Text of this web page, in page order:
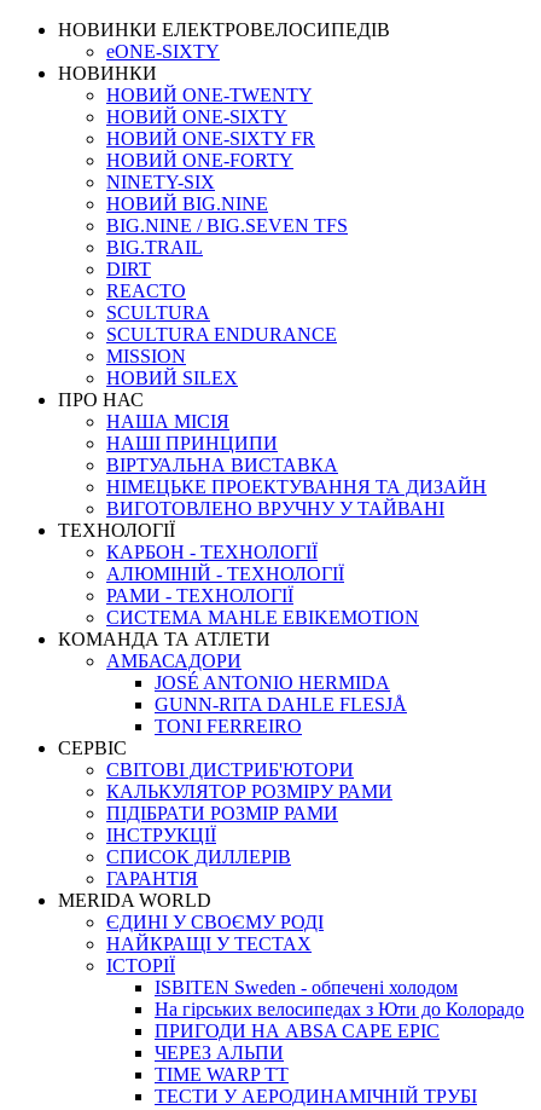
НОВИНКИ ЕЛЕКТРОВЕЛОСИПЕДІВ
eONE-SIXTY
НОВИНКИ
НОВИЙ ONE-TWENTY
НОВИЙ ONE-SIXTY
НОВИЙ ONE-SIXTY FR
НОВИЙ ONE-FORTY
NINETY-SIX
НОВИЙ BIG.NINE
BIG.NINE / BIG.SEVEN TFS
BIG.TRAIL
DIRT
REACTO
SCULTURA
SCULTURA ENDURANCE
MISSION
НОВИЙ SILEX
ПРО НАС
НАША МICIЯ
НАШI ПРИНЦИПИ
ВIРТУАЛЬНА ВИСТАВКА
НІМЕЦЬКЕ ПРОЕКТУВАННЯ ТА ДИЗАЙН
ВИГОТОВЛЕНО ВРУЧНУ У ТАЙВАНІ
ТЕХНОЛОГІЇ
КАРБОН - ТЕХНОЛОГІЇ
АЛЮМІНІЙ - ТЕХНОЛОГІЇ
РАМИ - ТЕХНОЛОГІЇ
СИСТЕМА MAHLE EBIKEMOTION
КОМАНДА ТА АТЛЕТИ
АМБАСАДОРИ
JOSÉ ANTONIO HERMIDA
GUNN-RITA DAHLE FLESJÅ
TONI FERREIRO
СЕРВІС
СВІТОВІ ДИСТРИБ'ЮТОРИ
КАЛЬКУЛЯТОР РОЗМIРУ РАМИ
ПІДІБРАТИ РОЗМІР РАМИ
IНСТРУКЦIЇ
СПИСОК ДИЛЛЕРІВ
ГАРАНТIЯ
MERIDA WORLD
ЄДИНI У СВОЄМУ РОДI
НАЙКРАЩІ У ТЕСТАХ
ІСТОРІЇ
ISBITEN Sweden - обпечені холодом
На гірських велосипедах з Юти до Колорадо
ПРИГОДИ НА ABSA CAPE EPIC
ЧЕРЕЗ АЛЬПИ
TIME WARP TT
ТЕСТИ У АЕРОДИНАМІЧНІЙ ТРУБІ